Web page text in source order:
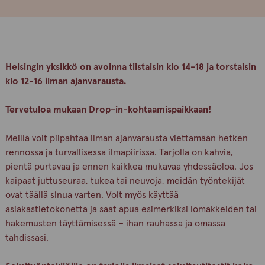
Helsingin yksikkö on avoinna tiistaisin klo 14-18 ja torstaisin
klo 12-16 ilman ajanvarausta.
Tervetuloa mukaan Drop-in-kohtaamispaikkaan!
Meillä voit piipahtaa ilman ajanvarausta viettämään hetken
rennossa ja turvallisessa ilmapiirissä. Tarjolla on kahvia,
pientä purtavaa ja ennen kaikkea mukavaa yhdessäoloa. Jos
kaipaat juttuseuraa, tukea tai neuvoja, meidän työntekijät
ovat täällä sinua varten. Voit myös käyttää
asiakastietokonetta ja saat apua esimerkiksi lomakkeiden tai
hakemusten täyttämisessä – ihan rauhassa ja omassa
tahdissasi.